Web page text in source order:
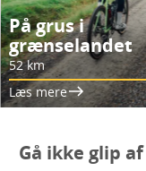
På grus i
grænselandet
52 km
Læs mere
Gå ikke glip